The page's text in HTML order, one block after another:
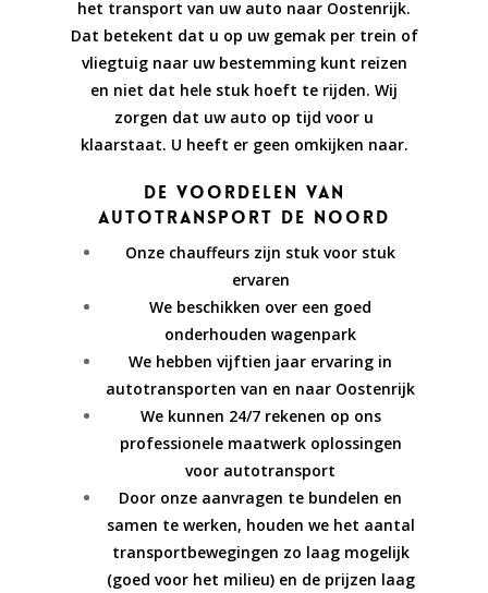
het transport van uw auto naar Oostenrijk.
Dat betekent dat u op uw gemak per trein of
vliegtuig naar uw bestemming kunt reizen
en niet dat hele stuk hoeft te rijden. Wij
zorgen dat uw auto op tijd voor u
klaarstaat. U heeft er geen omkijken naar.
De voordelen van
autotransport de Noord
Onze chauffeurs zijn stuk voor stuk
ervaren
We beschikken over een goed
onderhouden wagenpark
We hebben vijftien jaar ervaring in
autotransporten van en naar Oostenrijk
We kunnen 24/7 rekenen op ons
professionele maatwerk oplossingen
voor autotransport
Door onze aanvragen te bundelen en
samen te werken, houden we het aantal
transportbewegingen zo laag mogelijk
(goed voor het milieu) en de prijzen laag